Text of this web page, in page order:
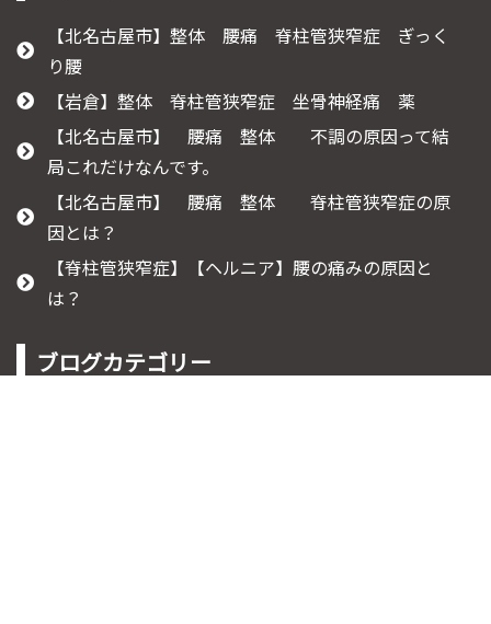
【北名古屋市】整体 腰痛 脊柱管狭窄症 ぎっく
り腰
【岩倉】整体 脊柱管狭窄症 坐骨神経痛 薬
【北名古屋市】 腰痛 整体 不調の原因って結
局これだけなんです。
【北名古屋市】 腰痛 整体 脊柱管狭窄症の原
因とは？
【脊柱管狭窄症】【ヘルニア】腰の痛みの原因と
は？
ブログカテゴリー